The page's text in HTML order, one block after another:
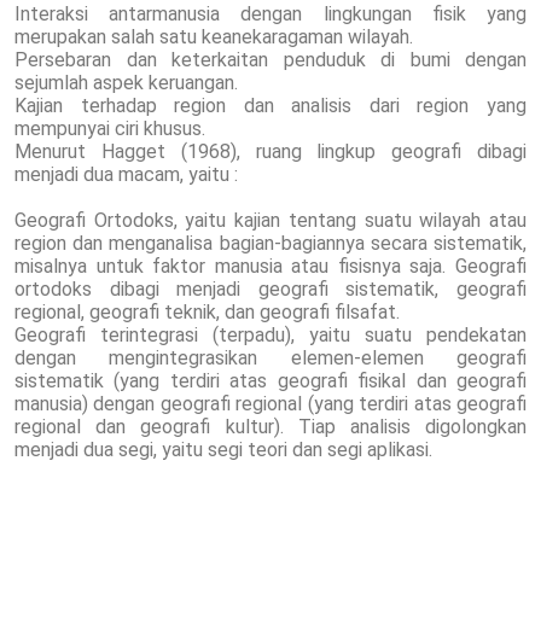
Interaksi antarmanusia dengan lingkungan fisik yang
merupakan salah satu keanekaragaman wilayah.
Persebaran dan keterkaitan penduduk di bumi dengan
sejumlah aspek keruangan.
Kajian terhadap region dan analisis dari region yang
mempunyai ciri khusus.
Menurut Hagget (1968), ruang lingkup geografi dibagi
menjadi dua macam, yaitu :
Geografi Ortodoks, yaitu kajian tentang suatu wilayah atau
region dan menganalisa bagian-bagiannya secara sistematik,
misalnya untuk faktor manusia atau fisisnya saja. Geografi
ortodoks dibagi menjadi geografi sistematik, geografi
regional, geografi teknik, dan geografi filsafat.
Geografi terintegrasi (terpadu), yaitu suatu pendekatan
dengan mengintegrasikan elemen-elemen geografi
sistematik (yang terdiri atas geografi fisikal dan geografi
manusia) dengan geografi regional (yang terdiri atas geografi
regional dan geografi kultur). Tiap analisis digolongkan
menjadi dua segi, yaitu segi teori dan segi aplikasi.